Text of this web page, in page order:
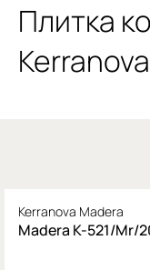
Плитка
Kerranova Madera
Madera K-521/Mr/